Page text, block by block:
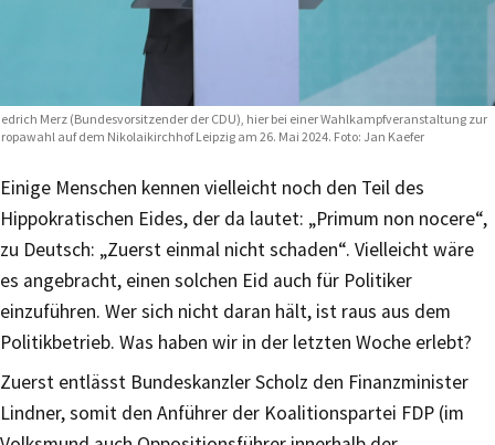
Merz (Bundesvorsitzender der CDU), hier bei einer Wahlkampfveranstaltung zur
auf dem Nikolaikirchhof Leipzig am 26. Mai 2024. Foto: Jan Kaefer
Einige Menschen kennen vielleicht noch den Teil des
Hippokratischen Eides, der da lautet: „Primum non nocere“,
zu Deutsch: „Zuerst einmal nicht schaden“. Vielleicht wäre
es angebracht, einen solchen Eid auch für Politiker
einzuführen. Wer sich nicht daran hält, ist raus aus dem
Politikbetrieb. Was haben wir in der letzten Woche erlebt?
Zuerst entlässt Bundeskanzler Scholz den Finanzminister
Lindner, somit den Anführer der Koalitionspartei FDP (im